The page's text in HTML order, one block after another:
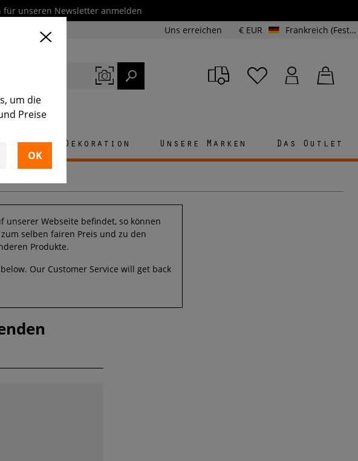
für unseren Newsletter anmelden
Uns erreichen € EUR Frankreich (Festland und Korsika)
Möbel Dekoration Unsere Marken Das Outlet
unserer Webseite befindet, so können
selben fairen Preis und zu den
Produkte.
Our Customer Service will get back
um die
Preise